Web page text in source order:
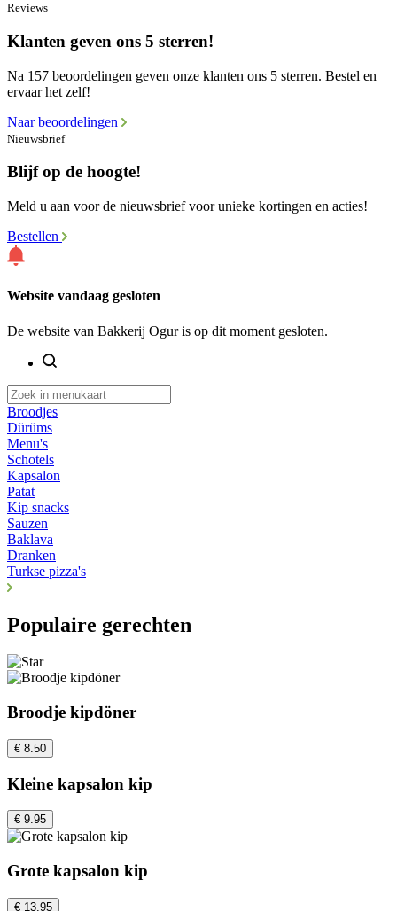
Reviews
Klanten geven ons 5 sterren!
Na 157 beoordelingen geven onze klanten ons 5 sterren. Bestel en
ervaar het zelf!
Naar beoordelingen
Nieuwsbrief
Blijf op de hoogte!
Meld u aan voor de nieuwsbrief voor unieke kortingen en acties!
Bestellen
Website vandaag gesloten
De website van Bakkerij Ogur is op dit moment gesloten.
Broodjes
Dürüms
Menu's
Schotels
Kapsalon
Patat
Kip snacks
Sauzen
Baklava
Dranken
Turkse pizza's
Populaire gerechten
Broodje kipdöner
€ 8.50
Kleine kapsalon kip
€ 9.95
Grote kapsalon kip
€ 13.95